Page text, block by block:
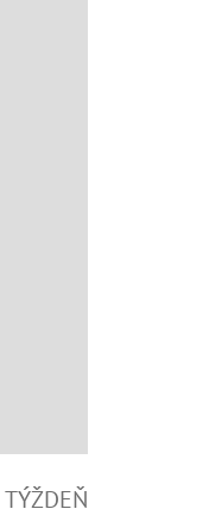
TÝŽDEŇ